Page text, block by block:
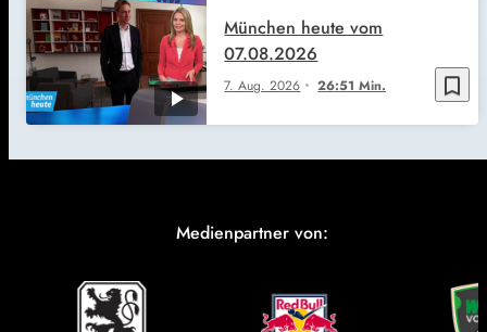
bookmark_border
7. Aug. 2026 26:51 Min.
München heute vom
07.08.2026
Medienpartner von: